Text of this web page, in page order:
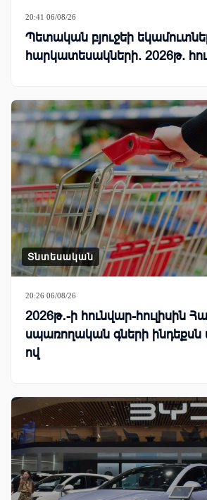
20:41 06/08/26
Պետական բյուջեի
հարկատեսակների. 2026թ.
Տնտեսական
20:26 06/08/26
2026թ․-ի հունվար-հուլիսին
սպառողական գների ինդեքսն
ով